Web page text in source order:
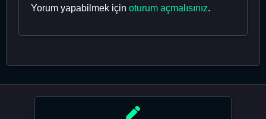
Yorum yapabilmek için oturum açmalısınız.